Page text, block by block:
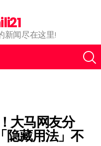
新闻尽在这里!
大马网友分
隐藏用法」不